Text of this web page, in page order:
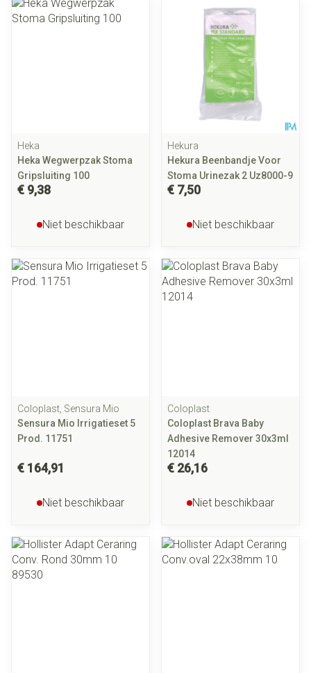
Heka
Heka Wegwerpzak Stoma
Gripsluiting 100
€ 9,38
Niet beschikbaar
Hekura
Hekura Beenbandje Voor
Stoma Urinezak 2 Uz8000-9
€ 7,50
Niet beschikbaar
Coloplast, Sensura Mio
Sensura Mio Irrigatieset 5
Prod. 11751
€ 164,91
Niet beschikbaar
Coloplast
Coloplast Brava Baby
Adhesive Remover 30x3ml
12014
€ 26,16
Niet beschikbaar